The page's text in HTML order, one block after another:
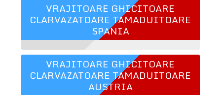
VRAJITOARE GHICITOARE
CLARVAZATOARE TAMADUITOARE
SPANIA
VRAJITOARE GHICITOARE
CLARVAZATOARE TAMADUITOARE
AUSTRIA